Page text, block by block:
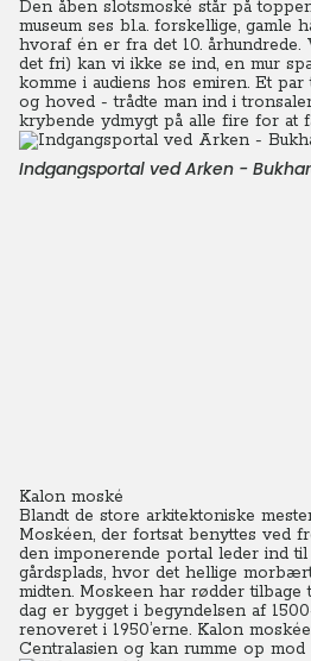
Den åben slotsmoské står på
museum ses bl.a. forskellige, gamle
hvoraf én er fra det 10.
det fri) kan vi ikke se ind, en mur
komme i audiens hos emiren. Et
og hoved - trådte man ind i
krybende ydmygt på alle fire for at
Indgangsportal ved Arken -
Kalon moské
Blandt de store arkitektoniske
Moskéen, der fortsat benyttes ved
den imponerende portal leder ind til
gårdsplads, hvor det hellige
midten. Moskeen har rødder tilbage
dag er bygget i begyndelsen af
renoveret i 1950’erne. Kalon
Centralasien og kan rumme op mod